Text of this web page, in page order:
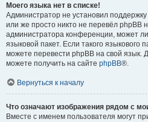
Моего языка нет в списке!
Администратор не установил
или же просто никто не перевёл phpBB
администратора конференции, может
языковой пакет. Если такого языкового
можете перевести phpBB на свой
можете получить на сайте phpBB®.
Вернуться к началу
Что означают изображения рядом с
Вместе с именем пользователя могут